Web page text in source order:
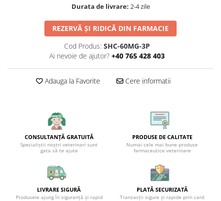
Durata de livrare: 2-4 zile
REZERVĂ ȘI RIDICĂ DIN FARMACIE
Cod Produs: SHC-60MG-3P
Ai nevoie de ajutor? +40 765 428 403
Adauga la Favorite Cere informatii
CONSULTANȚĂ GRATUITĂ
Specialiștii noștri veterinari sunt
gata să te ajute
PRODUSE DE CALITATE
Numai cele mai bune produse
farmaceutice veterinare
LIVRARE SIGURĂ
Produsele ajung în siguranță și rapid
PLATĂ SECURIZATĂ
Tranzacții sigure și rapide prin card